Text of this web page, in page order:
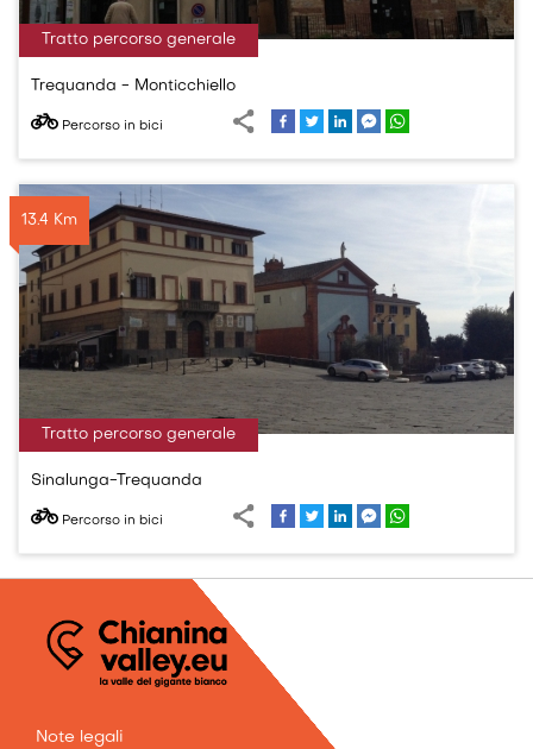
Tratto percorso generale
Trequanda - Monticchiello
Percorso in bici
Tratto percorso generale
13.4 Km
Sinalunga-Trequanda
Percorso in bici
INFO
Note legali